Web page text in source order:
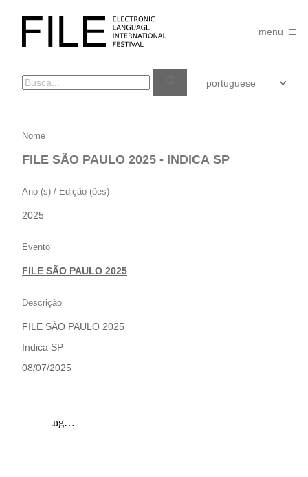
FILE
FESTIVAL
menu
FILE
SÃO
2025
–
SP
Nome
FILE SÃO PAULO 2025 - INDICA SP
Ano (s) / Edição (ões)
2025
Evento
FILE SÃO PAULO 2025
Descrição
FILE SÃO PAULO 2025
Indica SP
08/07/2025